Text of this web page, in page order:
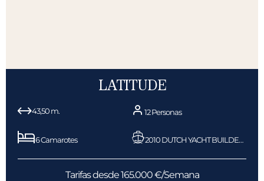
LATITUDE
43,50 m. 12 Personas
6 Camarotes 2010 DUTCH YACHT BUILDERS
Tarifas desde 165.000 €/Semana